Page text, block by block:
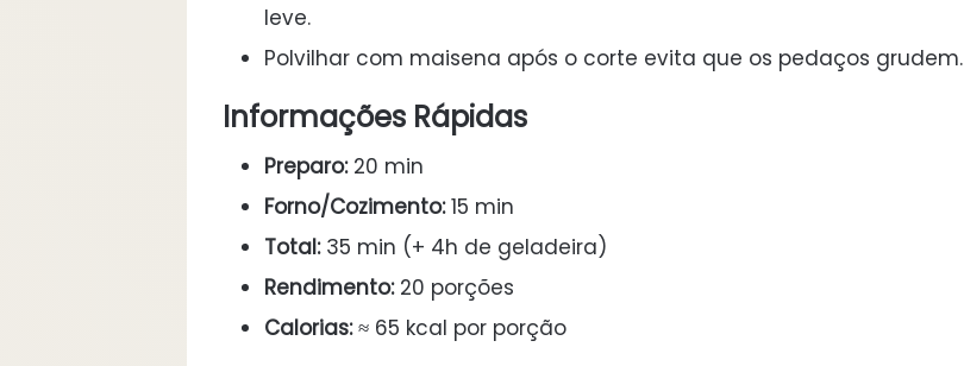
leve.
Polvilhar com maisena após o corte evita que os pedaços grudem.
Informações Rápidas
Preparo:20 min
Forno/Cozimento:15 min
Total:35 min (+ 4h de geladeira)
Rendimento:20 porções
Calorias:≈ 65 kcal por porção